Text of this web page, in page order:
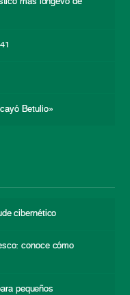
Betulio»
cibernético
conoce cómo
pequeños